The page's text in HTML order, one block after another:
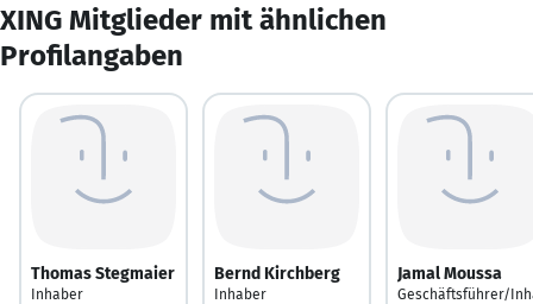
XING Mitglieder mit ähnlichen
Profilangaben
Thomas Stegmaier
Inhaber
Bernd Kirchberg
Inhaber
Jamal Moussa
Geschäftsführer/